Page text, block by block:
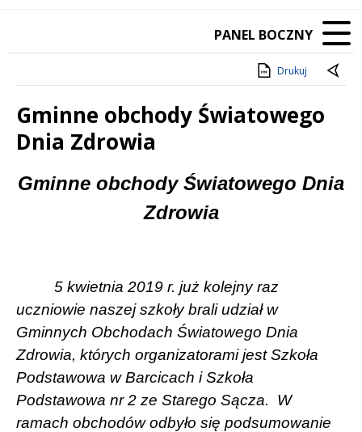
PANEL BOCZNY
Drukuj
Gminne obchody Światowego
Dnia Zdrowia
Treść
Gminne obchody Światowego Dnia
Zdrowia
5 kwietnia 2019 r. już kolejny raz
uczniowie naszej szkoły brali udział w
Gminnych Obchodach Światowego Dnia
Zdrowia, których organizatorami jest Szkoła
Podstawowa w Barcicach i Szkoła
Podstawowa nr 2 ze Starego Sącza.
W
ramach obchodów odbyło się podsumowanie